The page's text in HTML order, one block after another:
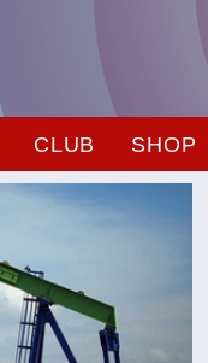
CLUB SHOP